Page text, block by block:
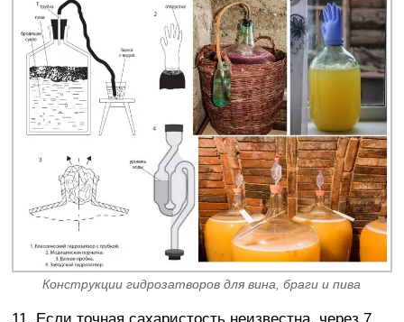
Конструкции гидрозатворов для вина, браги и пива
11. Если точная сахаристость неизвестна, через 7